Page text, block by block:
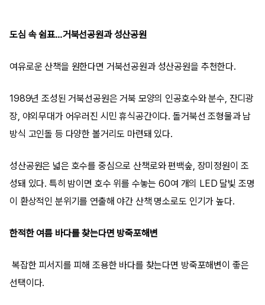
도심 속 쉼표…거북선공원과 성산공원
여유로운 산책을 원한다면 거북선공원과 성산공원을 추천한다.
1989년 조성된 거북선공원은 거북 모양의 인공호수와 분수, 잔디광
장, 야외무대가 어우러진 시민 휴식공간이다. 돌거북선 조형물과 남
방식 고인돌 등 다양한 볼거리도 마련돼 있다.
성산공원은 넓은 호수를 중심으로 산책로와 편백숲, 장미정원이 조
성돼 있다. 특히 밤이면 호수 위를 수놓는 60여 개의 LED 달빛 조명
이 환상적인 분위기를 연출해 야간 산책 명소로도 인기가 높다.
한적한 여름 바다를 찾는다면 방죽포해변
복잡한 피서지를 피해 조용한 바다를 찾는다면 방죽포해변이 좋은
선택이다.